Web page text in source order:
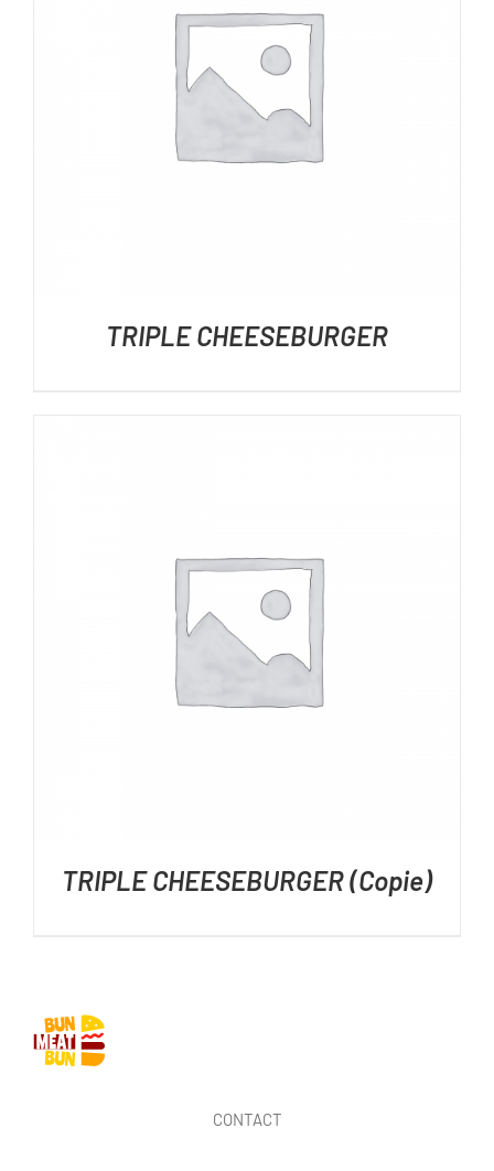
DÉTAILS
TRIPLE CHEESEBURGER
DÉTAILS
TRIPLE CHEESEBURGER (Copie)
CONTACT